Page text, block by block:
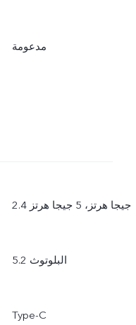
مدعومة
2.4 جيجا هرتز، 5 جيجا هرتز
البلوتوث 5.2
Type-C